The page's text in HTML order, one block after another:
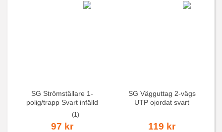
SG Strömställare 1-
polig/trapp Svart infälld
(1)
97 kr
SG Vägguttag 2-vägs
UTP ojordat svart
119 kr